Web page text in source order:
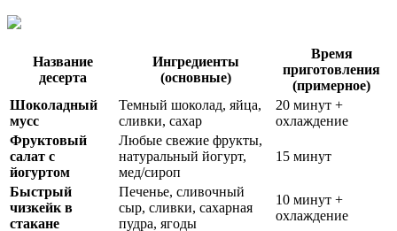
Название
десерта
Ингредиенты
(основные)
Время
приготовления
(примерное)
Шоколадный
мусс
Темный шоколад, яйца,
сливки, сахар
20 минут +
охлаждение
Фруктовый
салат с
йогуртом
Любые свежие фрукты,
натуральный йогурт,
мед/сироп
15 минут
Быстрый
чизкейк в
стакане
Печенье, сливочный
сыр, сливки, сахарная
пудра, ягоды
10 минут +
охлаждение